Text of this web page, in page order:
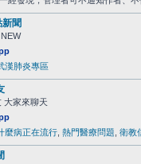
聞
漢肺炎專區
大家來聊天
麼病正在流行 熱門醫療問題 衛教